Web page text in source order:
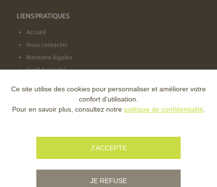
LIENS PRATIQUES
Accueil
Nous contacter
Mentions légales
Confidentialité
NOS LABELS
Ce site utilise des cookies pour personnaliser et améliorer votre
confort d'utilisation.
Pour en savoir plus, consultez notre politique de confidentialité
J'ACCEPTE
JE REFUSE